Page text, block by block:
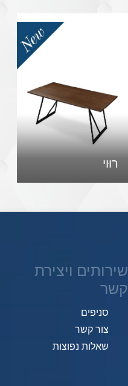
רוּוי
שירותים ויצירת
קשר
סניפים
צור קשר
שאלות נפוצות